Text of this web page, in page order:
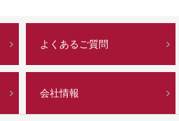
よくあるご質問
会社情報